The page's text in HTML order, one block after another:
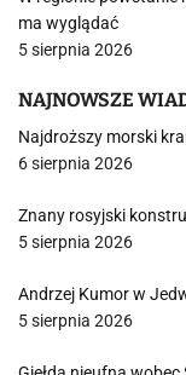
ma wyglądać
5 sierpnia 2026
NAJNOWSZE
Najdroższy morski
6 sierpnia 2026
Znany rosyjski
5 sierpnia 2026
Andrzej Kumor w
5 sierpnia 2026